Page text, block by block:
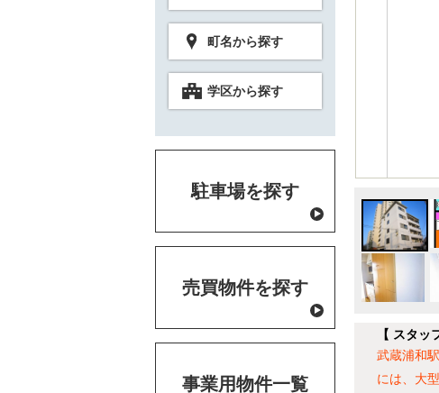
【 スタッ
武蔵浦和
には、大
町名から探す
学区から探す
駐車場を探す
売買物件を探す
事業用物件一覧